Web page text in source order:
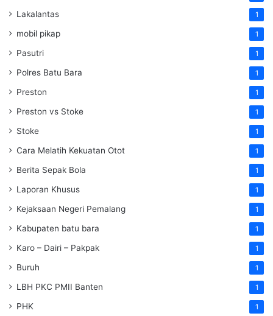
Lakalantas 1
mobil pikap 1
Pasutri 1
Polres Batu Bara 1
Preston 1
Preston vs Stoke 1
Stoke 1
Cara Melatih Kekuatan Otot 1
Berita Sepak Bola 1
Laporan Khusus 1
Kejaksaan Negeri Pemalang 1
Kabupaten batu bara 1
Karo – Dairi – Pakpak 1
Buruh 1
LBH PKC PMII Banten 1
PHK 1